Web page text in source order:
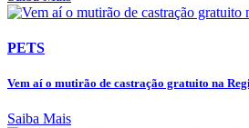
PETS
Vem aí o mutirão de castração gratuito na
Saiba Mais